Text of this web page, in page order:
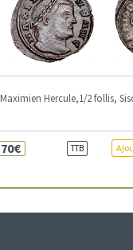
Maximien Hercule,1/2 follis,
70€ TTB